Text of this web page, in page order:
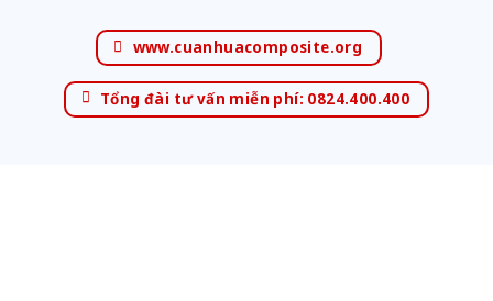
www.cuanhuacomposite.org
Tổng đài tư vấn miễn phí: 0824.400.400